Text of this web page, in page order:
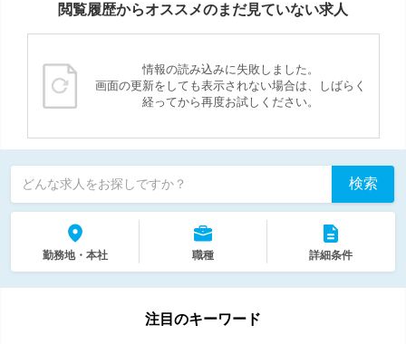
閲覧履歴からオススメのまだ見ていない求人
情報の読み込みに失敗しました。
画面の更新をしても表示されない場合は、しばらく
経ってから再度お試しください。
どんな求人をお探しですか？ 検索
勤務地・本社 職種 詳細条件
注目のキーワード